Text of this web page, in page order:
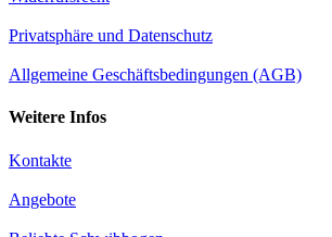
Privatsphäre und Datenschutz
Allgemeine Geschäftsbedingungen (AGB)
Weitere Infos
Kontakte
Angebote